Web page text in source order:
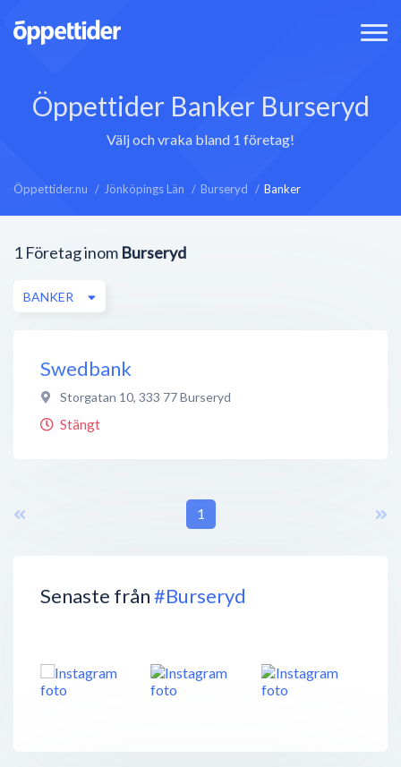
Öppettider Banker Burseryd
Välj och vraka bland 1 företag!
Öppettider.nu Jönköpings Län Burseryd Banker
Senaste från#Burseryd
1 Företag inom Burseryd
BANKER
Swedbank
Storgatan 10, 333 77Burseryd
Stängt
1